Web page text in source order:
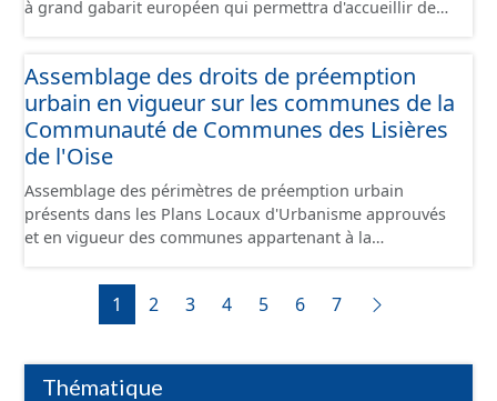
à grand gabarit européen qui permettra d'accueillir des
tonnes de marchandises, soit l'équivalent de 220
camions. Il reliera l’Oise au canal Dunkerque-Escaut, de
Compiègne à Aubencheul-au-Bac (près de Cambrai).
Assemblage des droits de préemption
urbain en vigueur sur les communes de la
Communauté de Communes des Lisières
de l'Oise
Assemblage des périmètres de préemption urbain
présents dans les Plans Locaux d'Urbanisme approuvés
et en vigueur des communes appartenant à la
Cette donnée a été numérisé conformément aux
prescriptions nationales du CNIG. Malgré l'attention
portée à la création de ces données, il est rappelé que
d'un point de vue juridique.
1 2 3 4 5 6 7
Thématique